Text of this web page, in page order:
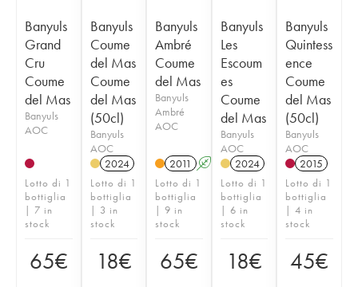
Banyuls
Grand
Cru
Coume
del Mas
Banyuls
AOC
Lotto di 1
bottiglia
| 7 in
stock
65€
Banyuls
Coume
del Mas
Coume
del Mas
(50cl)
Banyuls
AOC
2024
Lotto di 1
bottiglia
| 3 in
stock
18€
Banyuls
Ambré
Coume
del Mas
Banyuls
Ambré
AOC
2011 A
Lotto di 1
bottiglia
| 9 in
stock
65€
Banyuls
Les
Escoum
es
Coume
del Mas
Banyuls
AOC
2024
Lotto di 1
bottiglia
| 6 in
stock
18€
Banyuls
Quintess
ence
Coume
del Mas
(50cl)
Banyuls
AOC
2015
Lotto di 1
bottiglia
| 4 in
stock
45€